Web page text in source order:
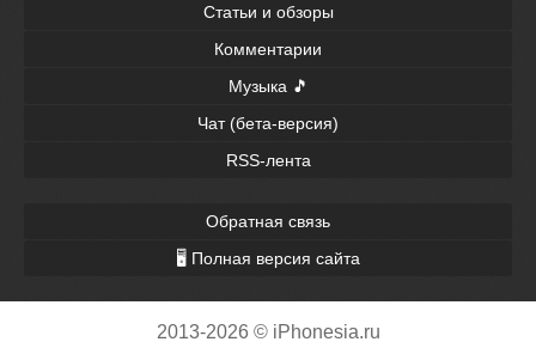
Статьи и обзоры
Комментарии
Музыка 🎵
Чат (бета-версия)
RSS-лента
Обратная связь
🖥 Полная версия сайта
2013-2026 © iPhonesia.ru